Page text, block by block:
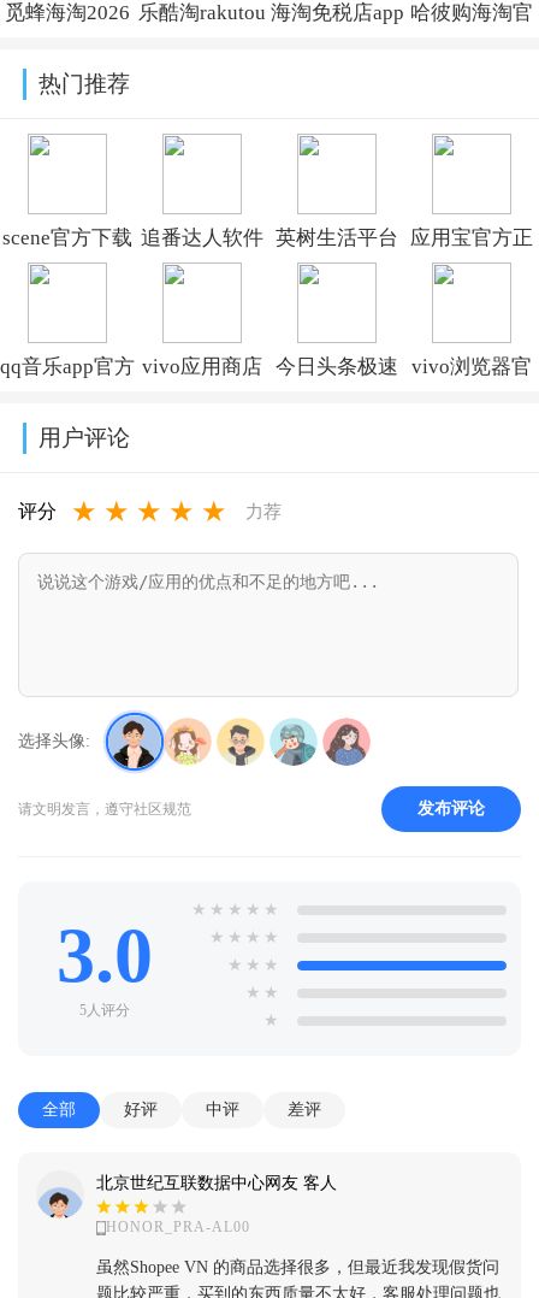
v1.79.6
觅蜂海淘2026 乐酷淘rakutou 海淘免税店app 哈彼购海淘官
热门推荐
scene官方下载
最新版v9.3.1
追番达人软件
下载v6.1.9
英树生活平台
v3.5.9
应用宝官方正
版下载安装免
版本v9.2.2
qq音乐app官方 vivo应用商店 今日头条极速 vivo浏览器官
用户评论
评分 ★ ★ ★ ★ ★ 力荐
选择头像:
请文明发言，遵守社区规范 发布评论
3.0
5人评分
★ ★ ★ ★ ★
★ ★ ★ ★
★ ★ ★
★ ★
★
全部 好评 中评 差评
北京世纪互联数据中心网友 客人
HONOR_PRA-AL00
虽然Shopee VN 的商品选择很多，但最近我发现假货问
题比较严重，买到的东西质量不太好，客服处理问题也